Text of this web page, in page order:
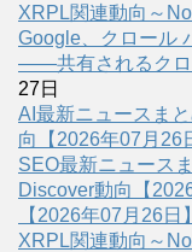
XRPL関連動向～
Google、クロール
――共有されるクロ
27日
AI最新ニュースま
向【2026年07月26
SEO最新ニュース
Discover動向【
【2026年07月26
XRPL関連動向～